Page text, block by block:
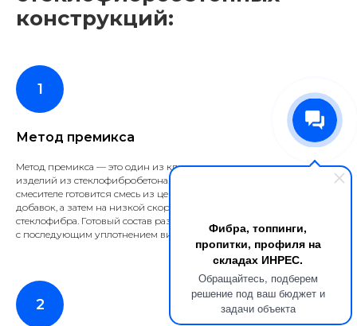
Фибра, топпинги,
пропитки, профиля на
складах ИНРЕС.
Обращайтесь, подберем
решение под ваш бюджет и
задачи объекта
конструкций:
Метод премикса
Метод премикса — это один из ключевых методов производства
изделий из стеклофибробетона. Сначала в высокоскоростном
смесителе готовится смесь из цемента, песка, воды и специальных
добавок, а затем на низкой скорости порционно вводится
стеклофибра. Готовый состав разливается в специальные формы
с последующим уплотнением вибрационным оборудованием.